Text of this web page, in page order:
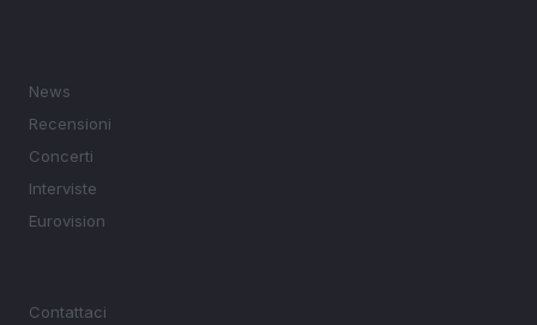
News
Recensioni
Concerti
Interviste
Eurovision
Contattaci